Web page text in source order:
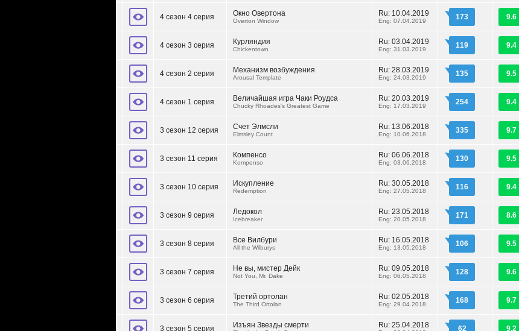
4 сезон 4 серия Окно Овертона
Overton Window
Ru: 10.04.2019
Eng: 07.04.2019 173 9.6
4 сезон 3 серия Курляндия
Chickentown
Ru: 03.04.2019
Eng: 31.03.2019 119 9.4
4 сезон 2 серия Механизм возбуждения
Arousal Template
Ru: 28.03.2019
Eng: 24.03.2019 135 9.5
4 сезон 1 серия Величайшая игра Чаки Роудса
Chucky Rhoades's Greatest Game
Ru: 20.03.2019
Eng: 17.03.2019 254 9.4
3 сезон 12 серия Счет Элмсли
Elmsley Count
Ru: 13.06.2018
Eng: 10.06.2018 335 9.7
3 сезон 11 серия Компенсо
Kompenso
Ru: 06.06.2018
Eng: 03.06.2018 130 9.5
3 сезон 10 серия Искупление
Redemption
Ru: 30.05.2018
Eng: 27.05.2018 116 9.4
3 сезон 9 серия Ледокол
Icebreaker
Ru: 23.05.2018
Eng: 20.05.2018 171 8.6
3 сезон 8 серия Все Вилбури
All the Wilburys
Ru: 16.05.2018
Eng: 13.05.2018 106 9.5
3 сезон 7 серия Не вы, мистер Дейк
Not You, Mr. Dake
Ru: 09.05.2018
Eng: 06.05.2018 128 9.6
3 сезон 6 серия Третий ортолан
The Third Ortolan
Ru: 02.05.2018
Eng: 29.04.2018 168 9.7
3 сезон 5 серия Изъян Звезды смерти Ru: 25.04.2018 62 9.2